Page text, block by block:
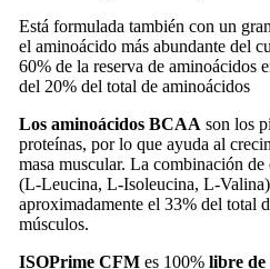
Está formulada también con un
el aminoácido más abundante del
60% de la reserva de aminoácidos
del 20% del total de aminoácidos
Los aminoácidos BCAA son los
proteínas, por lo que ayuda al
masa muscular. La combinación de
(L-Leucina, L-Isoleucina, L-
aproximadamente el 33% del total
músculos.
ISOPrime CFMes 100%libre de